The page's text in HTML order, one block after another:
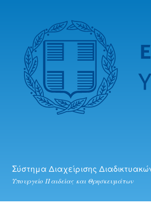
Σύστημα Διαχείρισης
Υπουργείο Παιδείας και Θρησκευμάτων